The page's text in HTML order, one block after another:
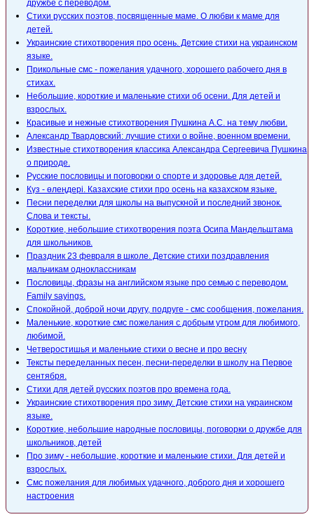
дружбе с переводом.
Стихи русских поэтов, посвященные маме. О любви к маме для
детей.
Украинские стихотворения про осень. Детские стихи на украинском
языке.
Прикольные смс - пожелания удачного, хорошего рабочего дня в
стихах.
Небольшие, короткие и маленькие стихи об осени. Для детей и
взрослых.
Красивые и нежные стихотворения Пушкина А.С. на тему любви.
Александр Твардовский: лучшие стихи о войне, военном времени.
Известные стихотворения классика Александра Сергеевича Пушкина
о природе.
Русские пословицы и поговорки о спорте и здоровье для детей.
Күз - өлеңдері. Казахские стихи про осень на казахском языке.
Песни переделки для школы на выпускной и последний звонок.
Слова и тексты.
Короткие, небольшие стихотворения поэта Осипа Мандельштама
для школьников.
Праздник 23 февраля в школе. Детские стихи поздравления
мальчикам одноклассникам
Пословицы, фразы на английском языке про семью с переводом.
Family sayings.
Спокойной, доброй ночи другу, подруге - смс сообщения, пожелания.
Маленькие, короткие смс пожелания с добрым утром для любимого,
любимой.
Четверостишья и маленькие стихи о весне и про весну
Тексты переделанных песен, песни-переделки в школу на Первое
сентября.
Стихи для детей русских поэтов про времена года.
Украинские стихотворения про зиму. Детские стихи на украинском
языке.
Короткие, небольшие народные пословицы, поговорки о дружбе для
школьников, детей
Про зиму - небольшие, короткие и маленькие стихи. Для детей и
взрослых.
Смс пожелания для любимых удачного, доброго дня и хорошего
настроения